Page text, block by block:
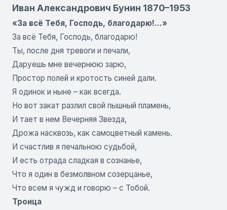
Иван Александрович Бунин 1870–1953
«За всё Тебя, Господь, благодарю!…»
За всё Тебя, Господь, благодарю!
Ты, после дня тревоги и печали,
Даруешь мне вечернюю зарю,
Простор полей и кротость синей дали.
Я одинок и ныне – как всегда.
Но вот закат разлил свой пышный пламень,
И тает в нем Вечерняя Звезда,
Дрожа насквозь, как самоцветный камень.
И счастлив я печальною судьбой,
И есть отрада сладкая в сознанье,
Что я один в безмолвном созерцанье,
Что всем я чужд и говорю – с Тобой.
Троица